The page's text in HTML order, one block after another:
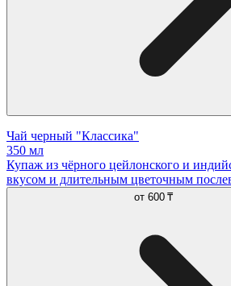
Чай черный "Классика"
350 мл
Купаж из чёрного цейлонского и
вкусом и длительным цветочным
от 600 ₸